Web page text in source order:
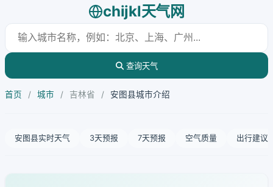
chijkl天气网
查询天气
首页 / 城市 / 吉林省 / 安图县城市介绍
安图县实时天气 3天预报 7天预报 空气质量 出行建议